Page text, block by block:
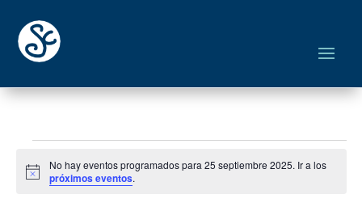
Eventos
para
Aviso
No hay eventos programados para 25 septiembre 2025. Ir a los
próximos eventos.